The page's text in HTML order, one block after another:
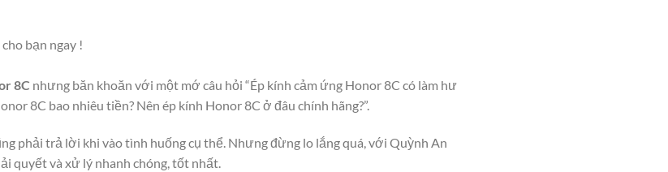
bạn ngay !
8C nhưng băn khoăn với một mớ câu hỏi “Ép kính cảm ứng Honor 8C có làm hư
8C bao nhiêu tiền? Nên ép kính Honor 8C ở đâu chính hãng?”.
phải trả lời khi vào tình huống cụ thể. Nhưng đừng lo lắng quá, với Quỳnh An
quyết và xử lý nhanh chóng, tốt nhất.